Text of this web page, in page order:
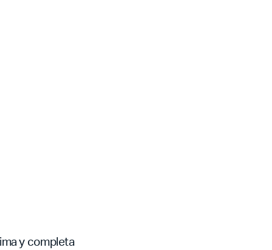
y completa